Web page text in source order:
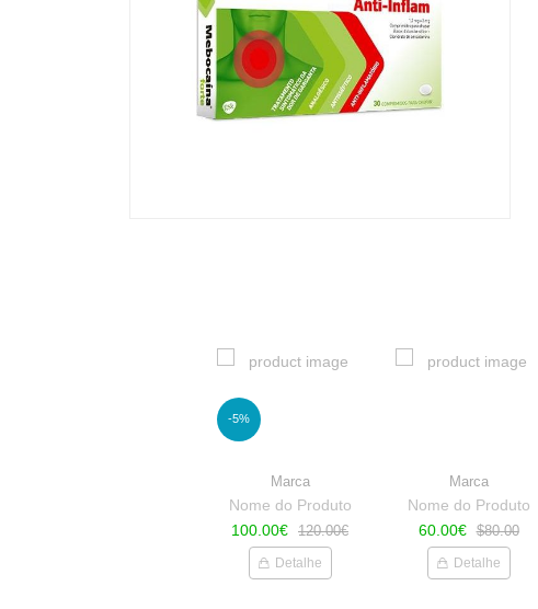
-5%
Marca
Nome do Produto
100.00€ 120.00€
Detalhe
Marca
Nome do Produto
60.00€ $80.00
Detalhe